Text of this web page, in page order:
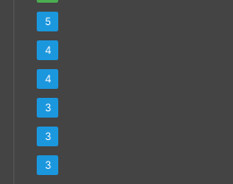
5
4
4
3
3
3